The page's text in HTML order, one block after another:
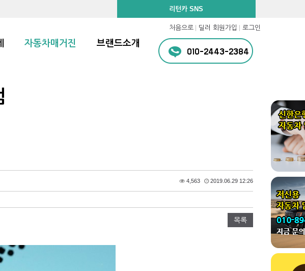
리턴카 SNS
자동차매거진 브랜드소개
처음으로 딜러 회원가입 로그인
010-2443-2384
4,563 2019.06.29 12:26
목록